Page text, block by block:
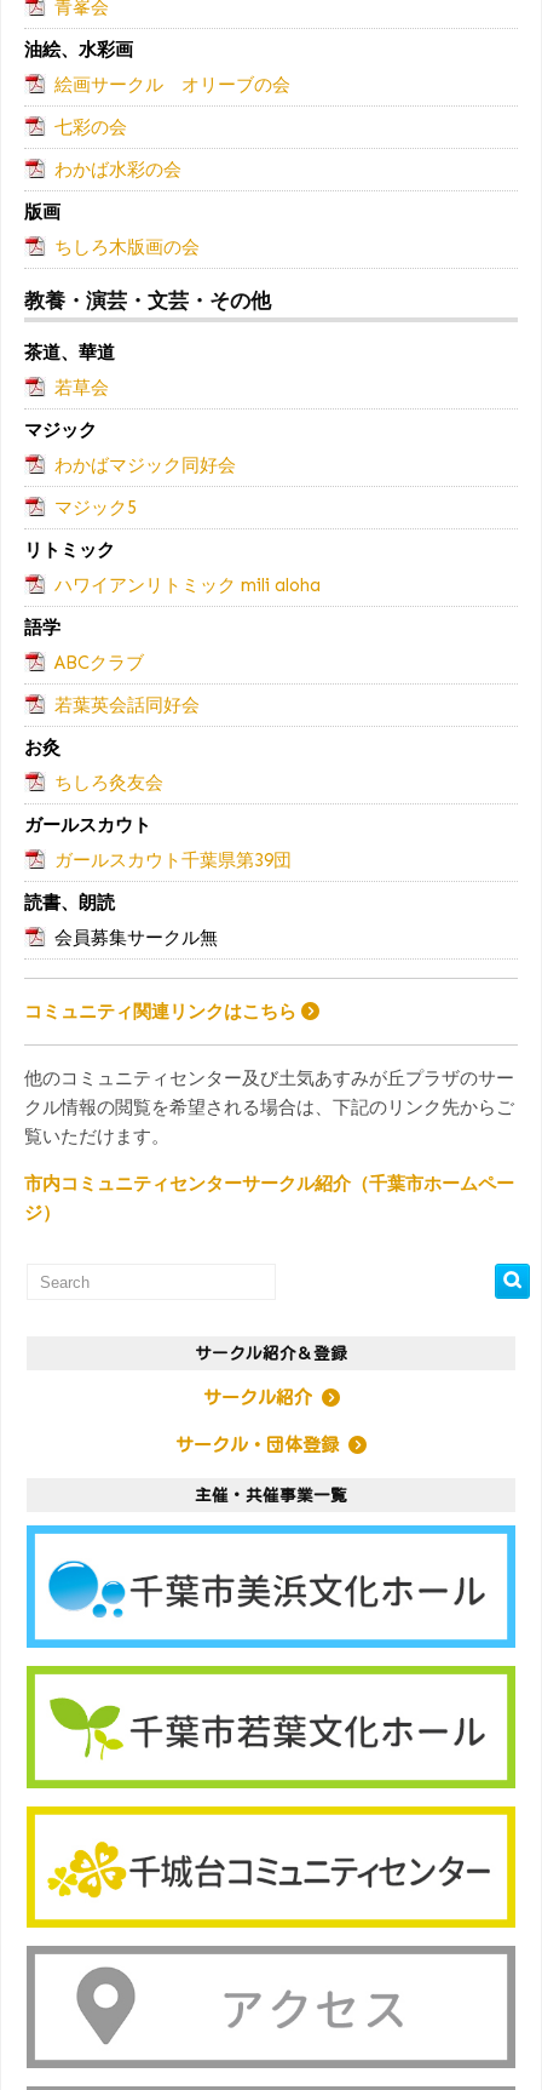
青峯会
油絵、水彩画
絵画サークル オリーブの会
七彩の会
わかば水彩の会
版画
ちしろ木版画の会
教養・演芸・文芸・その他
茶道、華道
若草会
マジック
わかばマジック同好会
マジック5
リトミック
ハワイアンリトミック mili aloha
語学
ABCクラブ
若葉英会話同好会
お灸
ちしろ灸友会
ガールスカウト
ガールスカウト千葉県第39団
読書、朗読
会員募集サークル無
コミュニティ関連リンクはこちら
他のコミュニティセンター及び土気あすみが丘プラザのサー
クル情報の閲覧を希望される場合は、下記のリンク先からご
覧いただけます。
市内コミュニティセンターサークル紹介（千葉市ホームペー
ジ）
サークル紹介＆登録
サークル紹介
サークル・団体登録
主催・共催事業一覧